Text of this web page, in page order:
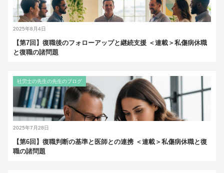
2025年8月4日
【第7回】復職後のフォローアップと継続支援 ＜連載＞私傷病休職
と復職の諸問題
2025年7月28日
社労士の先生の先生のブログ
【第6回】復職判断の基準と医師との連携 ＜連載＞私傷病休職と復
職の諸問題